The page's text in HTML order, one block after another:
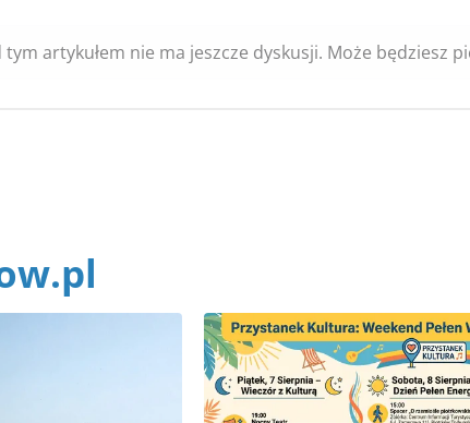
tym artykułem nie ma jeszcze dyskusji. Może będziesz